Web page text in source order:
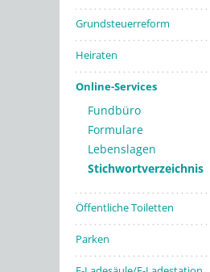
Grundsteuerreform
Heiraten
Online-Services
Fundbüro
Formulare
Lebenslagen
Stichwortverzeichnis
Öffentliche Toiletten
Parken